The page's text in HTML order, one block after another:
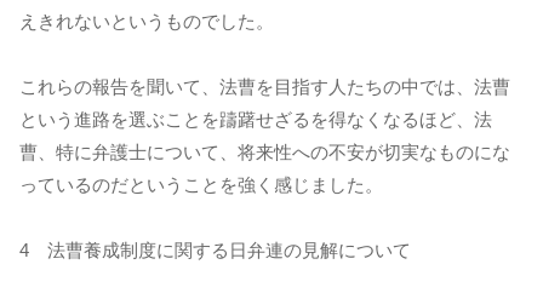
えきれないというものでした。
これらの報告を聞いて、法曹を目指す人たちの中では、法曹
という進路を選ぶことを躊躇せざるを得なくなるほど、法
曹、特に弁護士について、将来性への不安が切実なものにな
っているのだということを強く感じました。
4 法曹養成制度に関する日弁連の見解について